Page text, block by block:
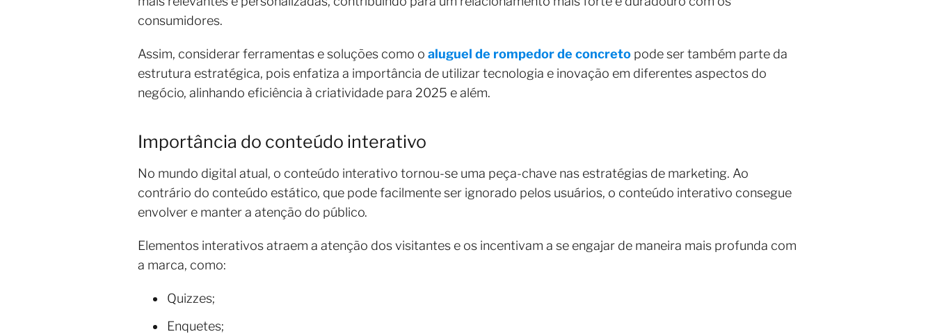
consumidores.
Assim, considerar ferramentas e soluções como o aluguel de rompedor de concreto pode ser também parte da
estrutura estratégica, pois enfatiza a importância de utilizar tecnologia e inovação em diferentes aspectos do
negócio, alinhando eficiência à criatividade para 2025 e além.
Importância do conteúdo interativo
No mundo digital atual, o conteúdo interativo tornou-se uma peça-chave nas estratégias de marketing. Ao
contrário do conteúdo estático, que pode facilmente ser ignorado pelos usuários, o conteúdo interativo consegue
envolver e manter a atenção do público.
Elementos interativos atraem a atenção dos visitantes e os incentivam a se engajar de maneira mais profunda com
a marca, como:
Quizzes;
Enquetes;